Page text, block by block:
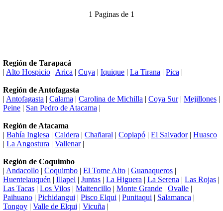
1 Paginas de 1
Región de Tarapacá
| Alto Hospicio | Arica | Cuya | Iquique | La Tirana | Pica |
Región de Antofagasta
| Antofagasta | Calama | Carolina de Michilla | Coya Sur| Mejillones |
Peine | San Pedro de Atacama |
Región de Atacama
| Bahía Inglesa | Caldera | Chañaral | Copiapó | El Salvador| Huasco
| La Angostura | Vallenar|
Región de Coquimbo
| Andacollo | Coquimbo | El Tome Alto | Guanaqueros |
Huentelauquén | Illapel | Juntas | La Higuera | La Serena | Las Rojas |
Las Tacas | Los Vilos | Maitencillo | Monte Grande | Ovalle |
Paihuano | Pichidangui | Pisco Elqui | Punitaqui | Salamanca |
Tongoy | Valle de Elqui | Vicuña |